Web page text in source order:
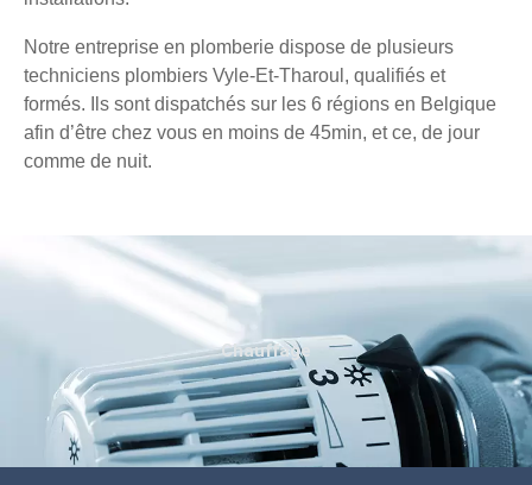
Notre entreprise en plomberie dispose de plusieurs
techniciens plombiers Vyle-Et-Tharoul, qualifiés et
formés. Ils sont dispatchés sur les 6 régions en Belgique
afin d’être chez vous en moins de 45min, et ce, de jour
comme de nuit.
Chauffage